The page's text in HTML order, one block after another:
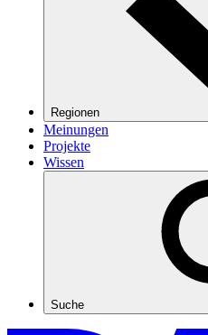
Regionen
Meinungen
Projekte
Wissen
Suche